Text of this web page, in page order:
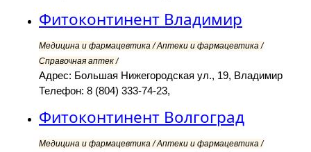
Фитоконтинент Владимир
Медицина и фармацевтика / Аптеки и фармацевтика /
Справочная аптек /
Адрес: Большая Нижегородская ул., 19, Владимир
Телефон: 8 (804) 333-74-23,
Фитоконтинент Волгоград
Медицина и фармацевтика / Аптеки и фармацевтика /